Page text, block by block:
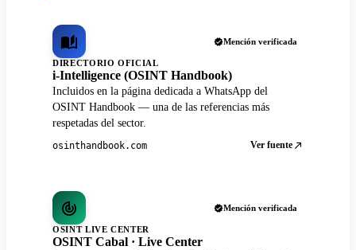
Mención verificada
DIRECTORIO OFICIAL
i-Intelligence (OSINT Handbook)
Incluidos en la página dedicada a WhatsApp del
OSINT Handbook — una de las referencias más
respetadas del sector.
osinthandbook.com Ver fuente
Mención verificada
OSINT LIVE CENTER
OSINT Cabal · Live Center